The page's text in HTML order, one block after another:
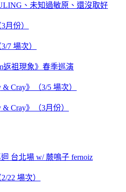
、未知過敏原、還沒取好
月份）
7 場次）
返祖現象》春季巡演
Cray》（3/5 場次）
Cray》（3月份）
台北場 w/ 蕨鳴子 fernoiz
22 場次）